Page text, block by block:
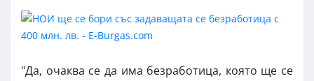
"Да, очаква се да има безработица, която ще се